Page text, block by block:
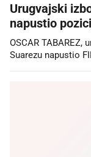
Urugvajski
napustio
OSCAR TABAREZ,
Suarezu napustio